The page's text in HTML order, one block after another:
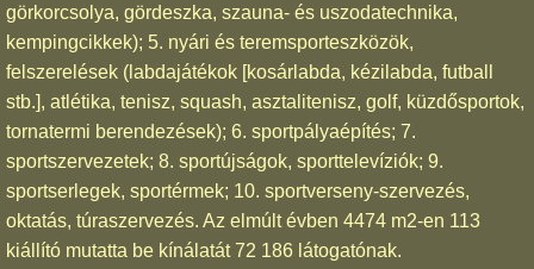
görkorcsolya, gördeszka, szauna- és uszodatechnika,
kempingcikkek); 5. nyári és teremsporteszközök,
felszerelések (labdajátékok [kosárlabda, kézilabda, futball
stb.], atlétika, tenisz, squash, asztalitenisz, golf, küzdősportok,
tornatermi berendezések); 6. sportpályaépítés; 7.
sportszervezetek; 8. sportújságok, sporttelevíziók; 9.
sportserlegek, sportérmek; 10. sportverseny-szervezés,
oktatás, túraszervezés. Az elmúlt évben 4474 m2-en 113
kiállító mutatta be kínálatát 72 186 látogatónak.